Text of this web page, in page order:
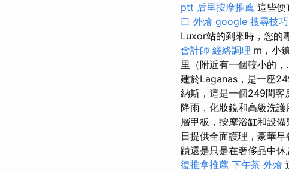
ptt 后里按摩推薦 這些便
口 外燴 google 搜尋技巧
Luxor站的到來時，您的
會計師 經絡調理 m，小
里（附近有一個較小的，
建於Laganas，是一座
納斯，這是一個249間客
降雨，化妝鏡和高級洗護
層甲板，按摩浴缸和設
日提供全面護理，豪華
蹟還是只是在奢侈品中
復推拿推薦 下午茶 外燴